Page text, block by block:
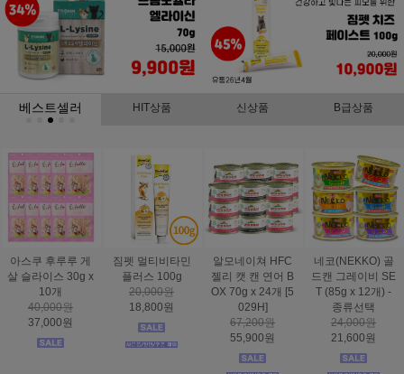
베스트셀러 HIT상품 신상품 B급상품
하겐 캣잇 센시스
2.0 슈퍼 서킷
30,000원
19,900원
도트캣 인피니티
스크래처 83cm 초
대형
32,000원
25,900원
스마트하트 골드
나인케어 캣 피부&
피모 6kg
60,000원
49,000원
도트캣 스크래처
집콕 TV
16,000원
12,900원